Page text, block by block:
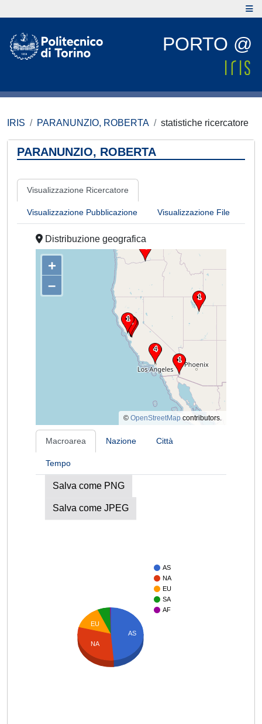
PORTO @
IRIS PARANUNZIO, ROBERTA statistiche ricercatore
PARANUNZIO, ROBERTA
Visualizzazione Ricercatore
Visualizzazione Pubblicazione Visualizzazione File
Distribuzione geografica
+
–
© OpenStreetMap contributors.
Macroarea Nazione Città
Tempo
Salva come PNG
Salva come JPEG
AS
NA
EU
SA
AF
AS
EU
NA